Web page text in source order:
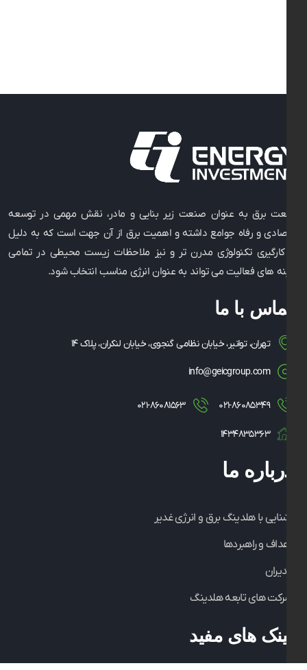
برق به عنوان صنعت زیر بنایی و مادر، نقش مهمی در توسعه
و رفاه جوامع داشته و اهمیت برق از آن جهت است که به دلیل
کارگیری تکنولوژی مدرن ‌تر و نیز ملاحظات زیست ‌محیطی در تمامی
‌های فعالیت می ‌تواند به عنوان انرژی مناسب انتخاب شود.
تماس با ما
تهران، توانیر، خیابان نظامی گنجوی، خیابان لنکران، پلاک ۱۴
info@geicgroup.com
۰۲۱-۸۶۰۸۵۳۴۹ ۰۲۱-۸۶۰۸۱۵۶۳
۱۴۳۴۸۳۵۳۶۳
درباره ما
آشنایی با هلدینگ برق و انرژی غدیر
اهداف و راهبردها
مدیران
شرکت های تابعه هلدینگ
لینک های مفید